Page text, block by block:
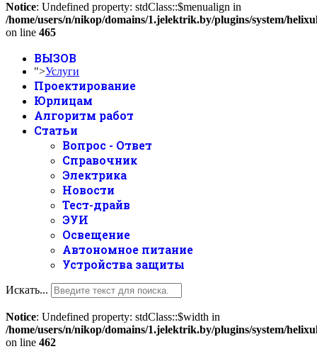
Notice: Undefined property: stdClass::$menualign in
/home/users/n/nikop/domains/1.jelektrik.by/plugins/system/
on line 465
ВЫЗОВ
">Услуги
Проектирование
Юрлицам
Алгоритм работ
Статьи
Вопрос - Ответ
Справочник
Электрика
Новости
Тест-драйв
ЭУИ
Освещение
Автономное питание
Устройства защиты
Искать...
Notice: Undefined property: stdClass::$width in
/home/users/n/nikop/domains/1.jelektrik.by/plugins/system/
on line 462